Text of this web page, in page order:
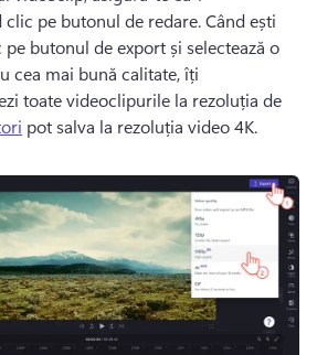
clic pe butonul de redare. Când ești
pe butonul de export și selectează o
cea mai bună calitate, îți
toate videoclipurile la rezoluția de
pot salva la rezoluția video 4K.